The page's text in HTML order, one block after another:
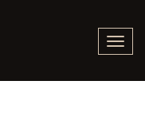
Toggle